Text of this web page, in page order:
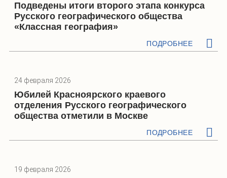
Подведены итоги второго этапа конкурса
Русского географического общества
«Классная география»
ПОДРОБНЕЕ
24 февраля 2026
Юбилей Красноярского краевого
отделения Русского географического
общества отметили в Москве
ПОДРОБНЕЕ
19 февраля 2026